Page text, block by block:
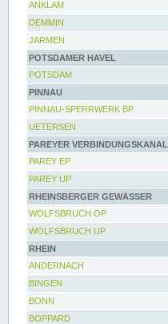
ANKLAM
DEMMIN
JARMEN
POTSDAMER HAVEL
POTSDAM
PINNAU
PINNAU-SPERRWERK BP
UETERSEN
PAREYER VERBINDUNGSKANAL
PAREY EP
PAREY UP
RHEINSBERGER GEWÄSSER
WOLFSBRUCH OP
WOLFSBRUCH UP
RHEIN
ANDERNACH
BINGEN
BONN
BOPPARD